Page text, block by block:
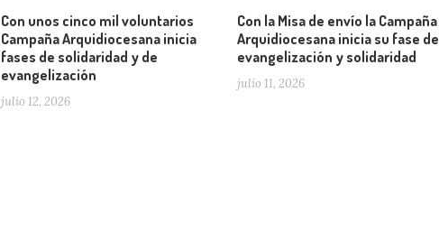
Con unos cinco mil voluntarios
Campaña Arquidiocesana inicia
fases de solidaridad y de
evangelización
julio 12, 2026
Con la Misa de envío la Campaña
Arquidiocesana inicia su fase de
evangelización y solidaridad
julio 11, 2026